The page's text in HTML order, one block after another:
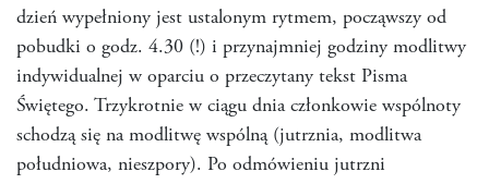
dzień wypełniony jest ustalonym rytmem, począwszy od
pobudki o godz. 4.30 (!) i przynajmniej godziny modlitwy
indywidualnej w oparciu o przeczytany tekst Pisma
Świętego. Trzykrotnie w ciągu dnia członkowie wspólnoty
schodzą się na modlitwę wspólną (jutrznia, modlitwa
południowa, nieszpory). Po odmówieniu jutrzni